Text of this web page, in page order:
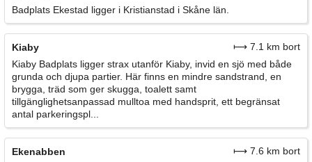
Badplats Ekestad ligger i Kristianstad i Skåne län.
Kiaby
⟼ 7.1 km bort
Kiaby Badplats ligger strax utanför Kiaby, invid en sjö med både
grunda och djupa partier. Här finns en mindre sandstrand, en
brygga, träd som ger skugga, toalett samt
tillgänglighetsanpassad mulltoa med handsprit, ett begränsat
antal parkeringspl...
Ekenabben
⟼ 7.6 km bort